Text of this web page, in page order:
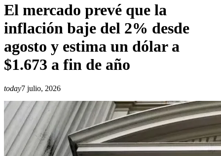
El mercado prevé que la
inflación baje del 2% desde
agosto y estima un dólar a
$1.673 a fin de año
today7 julio, 2026